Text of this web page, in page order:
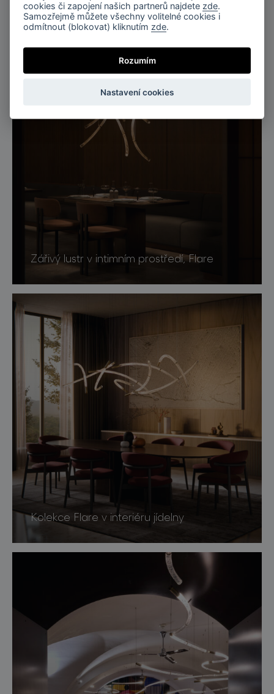
Zářivý lustr v intimním prostředí, Flare
Kolekce Flare v interiéru jídelny
cookies či zapojení našich partnerů najdete zde
Samozřejmě můžete všechny volitelné cookies i
odmítnout (blokovat) kliknutím zde
Rozumím
Nastavení cookies